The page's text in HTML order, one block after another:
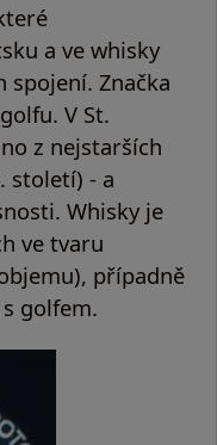
a ve whisky
spojení. Značka
V St.
z nejstarších
století) - a
Whisky je
ve tvaru
případně
golfem.